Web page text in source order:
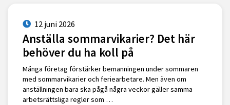
12 juni 2026
Anställa sommarvikarier? Det här
behöver du ha koll på
Många företag förstärker bemanningen under sommaren
med sommarvikarier och feriearbetare. Men även om
anställningen bara ska pågå några veckor gäller samma
arbetsrättsliga regler som …